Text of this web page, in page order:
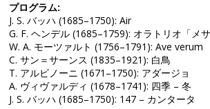
プログラム:
J. S. バッハ (1685–1750): Air
G. F. ヘンデル (1685–1759): オラトリオ「メ
W. A. モーツァルト (1756–1791): Ave verum
C. サン＝サーンス (1835–1921): 白鳥
T. アルビノーニ (1671–1750): アダージョ
A. ヴィヴァルディ (1678–1741): 四季 – 冬
J. S. バッハ (1685–1750): 147 – カンタータ